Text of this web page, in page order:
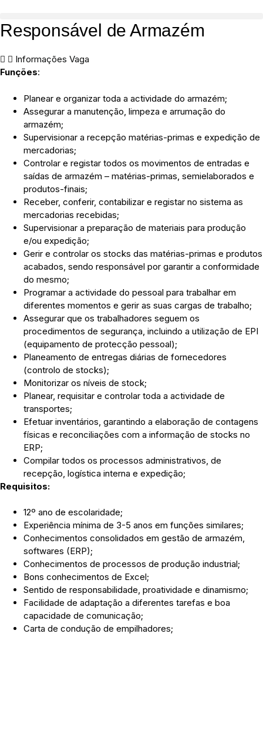
Responsável de Armazém
Informações Vaga
Funções:
Planear e organizar toda a actividade do armazém;
Assegurar a manutenção, limpeza e arrumação do
armazém;
Supervisionar a recepção matérias-primas e expedição de
mercadorias;
Controlar e registar todos os movimentos de entradas e
saídas de armazém – matérias-primas, semielaborados e
produtos-finais;
Receber, conferir, contabilizar e registar no sistema as
mercadorias recebidas;
Supervisionar a preparação de materiais para produção
e/ou expedição;
Gerir e controlar os stocks das matérias-primas e produtos
acabados, sendo responsável por garantir a conformidade
do mesmo;
Programar a actividade do pessoal para trabalhar em
diferentes momentos e gerir as suas cargas de trabalho;
Assegurar que os trabalhadores seguem os
procedimentos de segurança, incluindo a utilização de EPI
(equipamento de protecção pessoal);
Planeamento de entregas diárias de fornecedores
(controlo de stocks);
Monitorizar os níveis de stock;
Planear, requisitar e controlar toda a actividade de
transportes;
Efetuar inventários, garantindo a elaboração de contagens
físicas e reconciliações com a informação de stocks no
ERP;
Compilar todos os processos administrativos, de
recepção, logística interna e expedição;
Requisitos:
12º ano de escolaridade;
Experiência mínima de 3-5 anos em funções similares;
Conhecimentos consolidados em gestão de armazém,
softwares (ERP);
Conhecimentos de processos de produção industrial;
Bons conhecimentos de Excel;
Sentido de responsabilidade, proatividade e dinamismo;
Facilidade de adaptação a diferentes tarefas e boa
capacidade de comunicação;
Carta de condução de empilhadores;